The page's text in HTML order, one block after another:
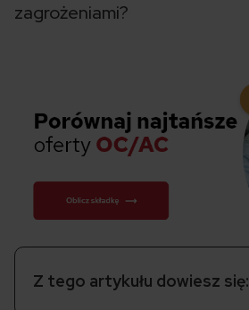
zagrożeniami?
Z tego artykułu dowiesz się: